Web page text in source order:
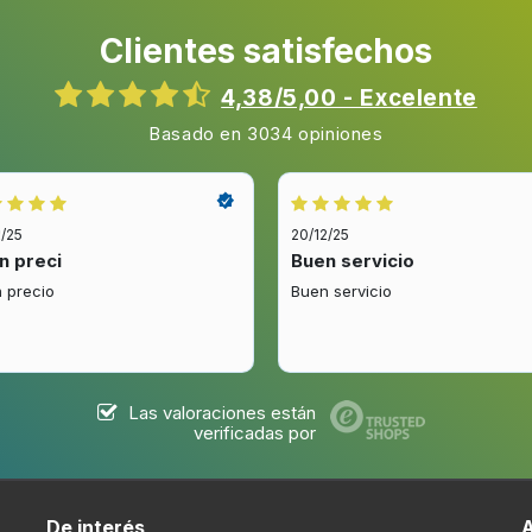
Número de estantes
Pantalla incorporada
Bisagra para puerta
Puerta fría
Clientes satisfechos
4,38/5,00 - Excelente
Basado en 3034 opiniones
25
preci
precio
20/12/25
Buen servicio
Buen servicio
Las valoraciones están
verificadas por
De interés